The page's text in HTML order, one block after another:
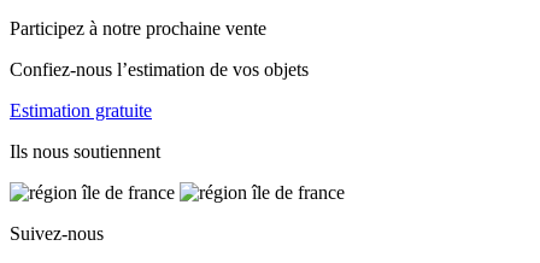
Participez à notre prochaine vente
Confiez-nous l’estimation de vos objets
Estimation gratuite
Ils nous soutiennent
Suivez-nous